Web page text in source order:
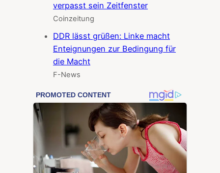
verpasst sein Zeitfenster
Coinzeitung
DDR lässt grüßen: Linke macht
Enteignungen zur Bedingung für
die Macht
F-News